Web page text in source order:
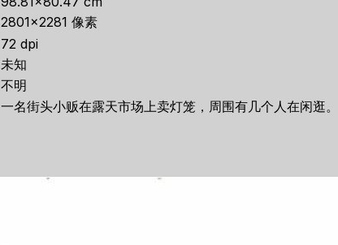
2801×2281 像素
72 dpi
未知
不明
一名街头小贩在露天市场上卖灯笼，周围有几个人在闲逛。